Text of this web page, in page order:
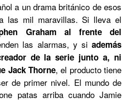
a un drama británico de esos
las mil maravillas. Si lleva el
Graham al frente del
las alarmas, y si además
de la serie junto a, ni
Jack Thorne, el producto tiene
de primer nivel. El mundo de
patas arriba cuando Jamie